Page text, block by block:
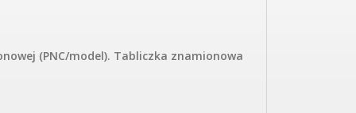
(PNC/model). Tabliczka znamionowa